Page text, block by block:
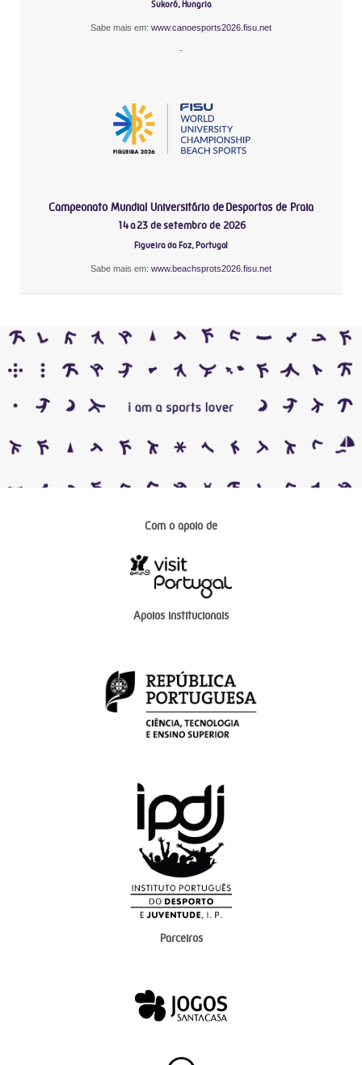
Sukoró, Hungria
Sabe mais em: www.canoesports2026.fisu.net
-
Campeonato Mundial Universitário de Desportos de Praia
14 a 23 de setembro de 2026
Figueira da Foz, Portugal
Sabe mais em: www.beachsprots2026.fisu.net
Com o apoio de
Apoios institucionais
Parceiros